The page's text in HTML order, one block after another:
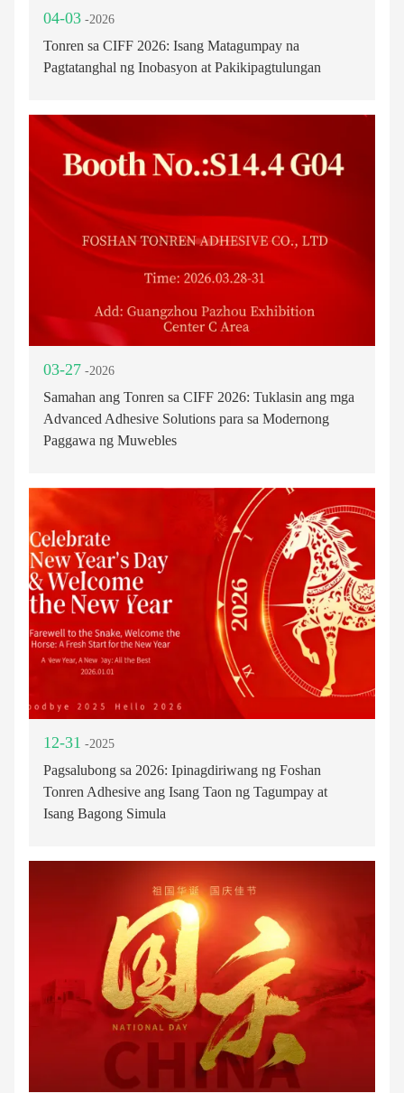
04-03 -2026
Tonren sa CIFF 2026: Isang Matagumpay na
Pagtatanghal ng Inobasyon at Pakikipagtulungan
03-27 -2026
Samahan ang Tonren sa CIFF 2026: Tuklasin ang mga
Advanced Adhesive Solutions para sa Modernong
Paggawa ng Muwebles
12-31 -2025
Pagsalubong sa 2026: Ipinagdiriwang ng Foshan
Tonren Adhesive ang Isang Taon ng Tagumpay at
Isang Bagong Simula